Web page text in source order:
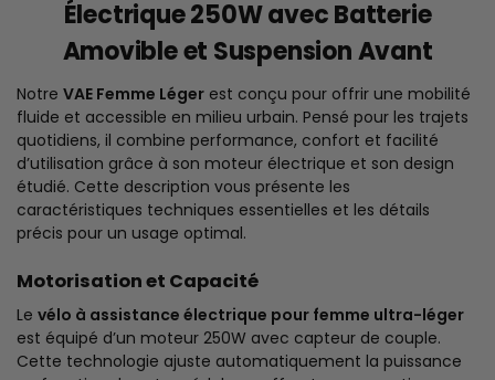
Électrique 250W avec Batterie
Amovible et Suspension Avant
Notre VAE Femme Léger est conçu pour offrir une mobilité
fluide et accessible en milieu urbain. Pensé pour les trajets
quotidiens, il combine performance, confort et facilité
d’utilisation grâce à son moteur électrique et son design
étudié. Cette description vous présente les
caractéristiques techniques essentielles et les détails
précis pour un usage optimal.
Motorisation et Capacité
Le vélo à assistance électrique pour femme ultra-léger
est équipé d’un moteur 250W avec capteur de couple.
Cette technologie ajuste automatiquement la puissance